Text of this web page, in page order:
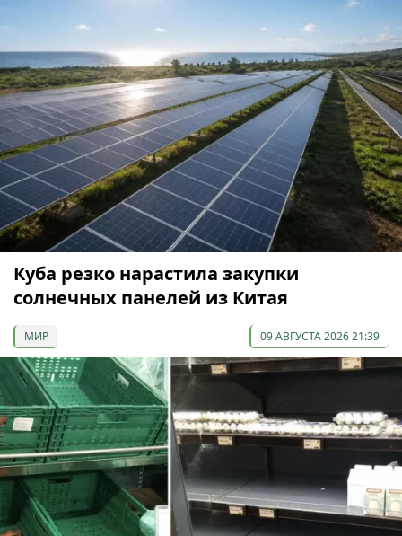
Куба резко нарастила закупки
солнечных панелей из Китая
МИР 09 АВГУСТА 2026 21:39